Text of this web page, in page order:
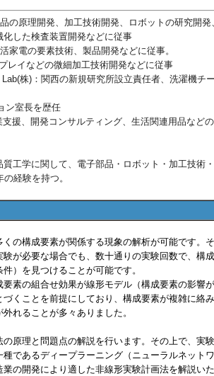
原理開発、加工技術開発、ロボットの研究開発
査装置開発などに従事
電の要素技術、製品開発などに従事。
レイなどの微細加工技術開発などに従事
株)：関西の新規研究所設立責任者、洗濯機チ
長を歴任
援、開発コンサルティング、生活関連用品など
工学に関して、電子部品・ロボット・加工技術
経験を持つ。
の構成要素が関係する現象の解析が可能です。
が必要な場合でも、数十通りの実験回数で、構
）を見つけることが可能です。
素の組合せ効果が線形モデル（構成要素の影響
くことを前提にしており、構成要素が複雑に絡
れることが多々ありました。
原理と問題点の解説を行います。その上で、実
であるディープラーニング（ニューラルネット
の開発により適した非線形実験計画法を解説い